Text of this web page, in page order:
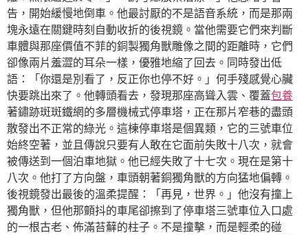
告，開始緩慢地倒車。他最討厭的不是語音系統，而是那兩
塊永遠在關鍵時刻自動收折的後視鏡。當他需要它們來判斷
車體與那座價值不菲的銅製獨角獸雕像之間的距離時，它們
卻像兩片羞澀的耳朵一樣，優雅地縮了回去。同時發出低
語：「你還是別看了，反正你也停不好。」何手殘感覺心臟
快要跳出來了。他轉頭看去，發現那座高聳入雲、覆蓋包養
著鏽跡斑斑鐵網的多層機械式停車塔，正在那片窄巷的盡頭
散發出不正常的綠光。這棟停車塔是個異類，它的三號車位
始終空著，並且傳說只要有人敢在它面前失敗十八次，就會
被傳送到一個泊車地獄。他已經失敗了十七次。現在是第十
八次。他打了方向盤，車頭朝著銅獨角獸的方向猛地偏轉。
後視鏡發出最後的溫柔提醒：「再見，世界。」他沒有撞上
獨角獸，但他那顫抖的車尾卻擦到了停車塔三號車位入口處
的一根古老、佈滿苔蘚的柱子。不是撞擊，而是輕柔的碰